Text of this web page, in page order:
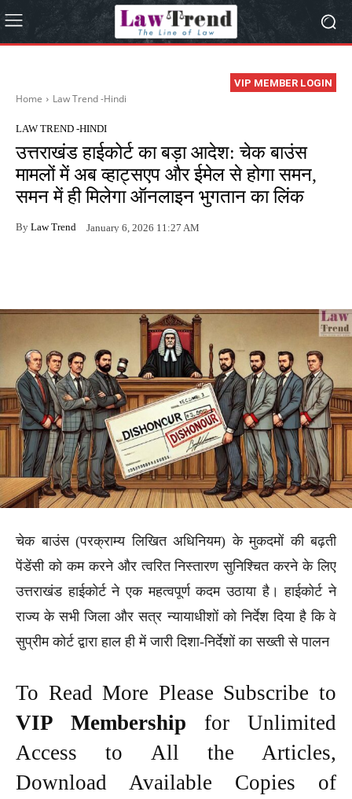
VIP MEMBER LOGIN
Home Law Trend -Hindi
LAW TREND -HINDI
उत्तराखंड हाईकोर्ट का बड़ा आदेश: चेक बाउंस
मामलों में अब व्हाट्सएप और ईमेल से होगा समन,
समन में ही मिलेगा ऑनलाइन भुगतान का लिंक
By Law Trend January 6, 2026 11:27 AM
चेक बाउंस (परक्राम्य लिखित अधिनियम) के मुकदमों की बढ़ती
पेंडेंसी को कम करने और त्वरित निस्तारण सुनिश्चित करने के लिए
उत्तराखंड हाईकोर्ट ने एक महत्वपूर्ण कदम उठाया है। हाईकोर्ट ने
राज्य के सभी जिला और सत्र न्यायाधीशों को निर्देश दिया है कि वे
सुप्रीम कोर्ट द्वारा हाल ही में जारी दिशा-निर्देशों का सख्ती से पालन
To Read More Please Subscribe to
VIP Membership for Unlimited
Access to All the Articles,
Download Available Copies of